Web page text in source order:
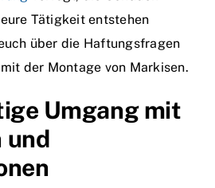
Tätigkeit entstehen
über die Haftungsfragen
der Montage von Markisen.
Umgang mit
und